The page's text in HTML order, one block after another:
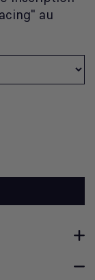
au